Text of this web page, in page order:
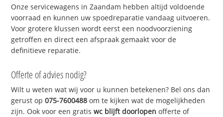
Onze servicewagens in Zaandam hebben altijd voldoende
voorraad en kunnen uw spoedreparatie vandaag uitvoeren.
Voor grotere klussen wordt eerst een noodvoorziening
getroffen en direct een afspraak gemaakt voor de
definitieve reparatie.
Offerte of advies nodig?
Wilt u weten wat wij voor u kunnen betekenen? Bel ons dan
gerust op075-7600488 om te kijken wat de mogelijkheden
zijn. Ook voor een gratiswc blijft doorlopen offerte of